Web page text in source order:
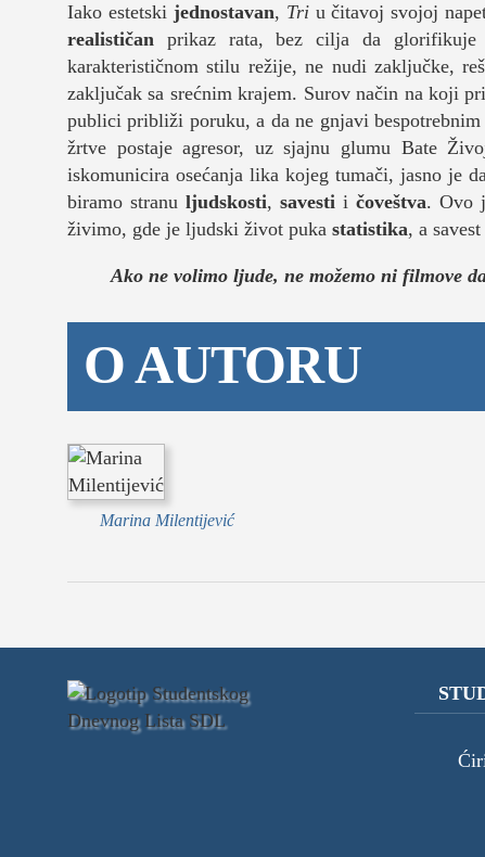
Iako estetski jednostavan, Triu čitavoj svojoj
realističan prikaz rata, bez cilja da glorifikuje
karakterističnom stilu režije, ne nudi zaključke,
zaključak sa srećnim krajem. Surov način na koji
publici približi poruku, a da ne gnjavi
žrtve postaje agresor, uz sjajnu glumu Bate
iskomunicira osećanja lika kojeg tumači, jasno je
biramo stranuljudskosti,savesti ičoveštva. Ovo
živimo, gde je ljudski život puka statistika, a
Ako ne volimo ljude, ne možemo ni filmove
O AUTORU
Marina Milentijević